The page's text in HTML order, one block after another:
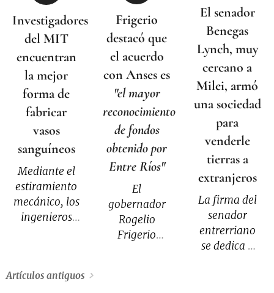
Investigadores
del MIT
encuentran
la mejor
forma de
fabricar
vasos
sanguíneos
Mediante el
estiramiento
mecánico, los
ingenieros
cómo las
Frigerio
destacó que
el acuerdo
con Anses es
"el mayor
reconocimiento
de fondos
obtenido por
Entre Ríos"
El
gobernador
Rogelio
Frigerio
El senador
Benegas
Lynch, muy
cercano a
Milei, armó
una sociedad
para
venderle
tierras a
extranjeros
La firma del
senador
entrerriano
se dedica a
Artículos antiguos